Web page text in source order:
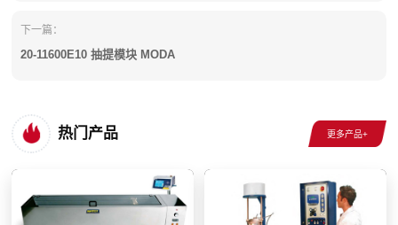
下一篇：
20-11600E10 抽提模块 MODA
热门产品